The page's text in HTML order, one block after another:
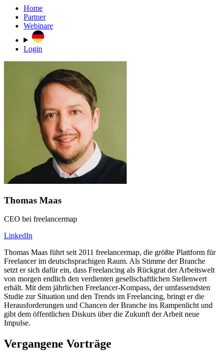
Home
Partner
Webinare
Login
Thomas Maas
CEO bei freelancermap
LinkedIn
Thomas Maas führt seit 2011 freelancermap, die größte Plattform für
Freelancer im deutschsprachigen Raum. Als Stimme der Branche
setzt er sich dafür ein, dass Freelancing als Rückgrat der Arbeitswelt
von morgen endlich den verdienten gesellschaftlichen Stellenwert
erhält. Mit dem jährlichen Freelancer-Kompass, der umfassendsten
Studie zur Situation und den Trends im Freelancing, bringt er die
Herausforderungen und Chancen der Branche ins Rampenlicht und
gibt dem öffentlichen Diskurs über die Zukunft der Arbeit neue
Impulse.
Vergangene Vorträge